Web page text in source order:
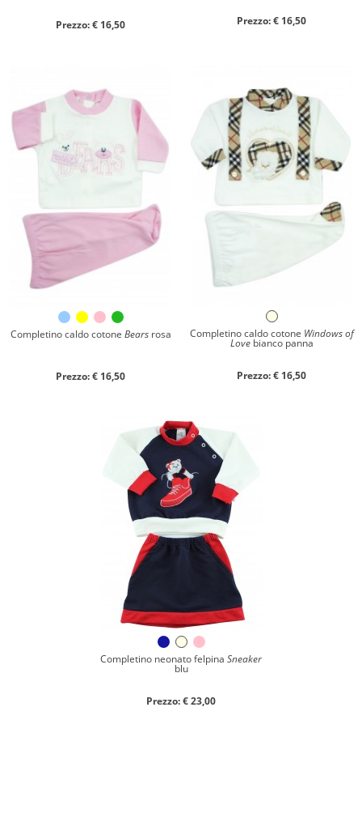
Prezzo: € 16,50 Prezzo: € 16,50
Completino caldo cotone Bearsrosa
Prezzo: € 16,50
Completino caldo cotone Windows of
Lovebianco panna
Prezzo: € 16,50
Completino neonato felpina Sneaker
blu
Prezzo: € 23,00
Azzera ricerca
Chiudi ricerca